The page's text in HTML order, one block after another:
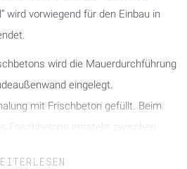
wird vorwiegend für den Einbau in
wird die Mauerdurchführung
eingelegt.
mit Frischbeton gefüllt. Beim
Frischbetons entsteht zwischen